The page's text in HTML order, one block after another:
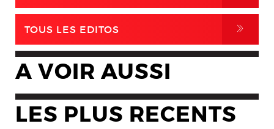
TOUS LES EDITOS ,
A VOIR AUSSI
LES PLUS RECENTS